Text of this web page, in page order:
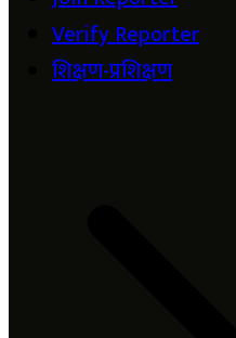
Verify Reporter
शिक्षण-प्रशिक्षण